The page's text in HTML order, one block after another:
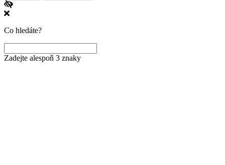
Co hledáte?
Zadejte alespoň 3 znaky